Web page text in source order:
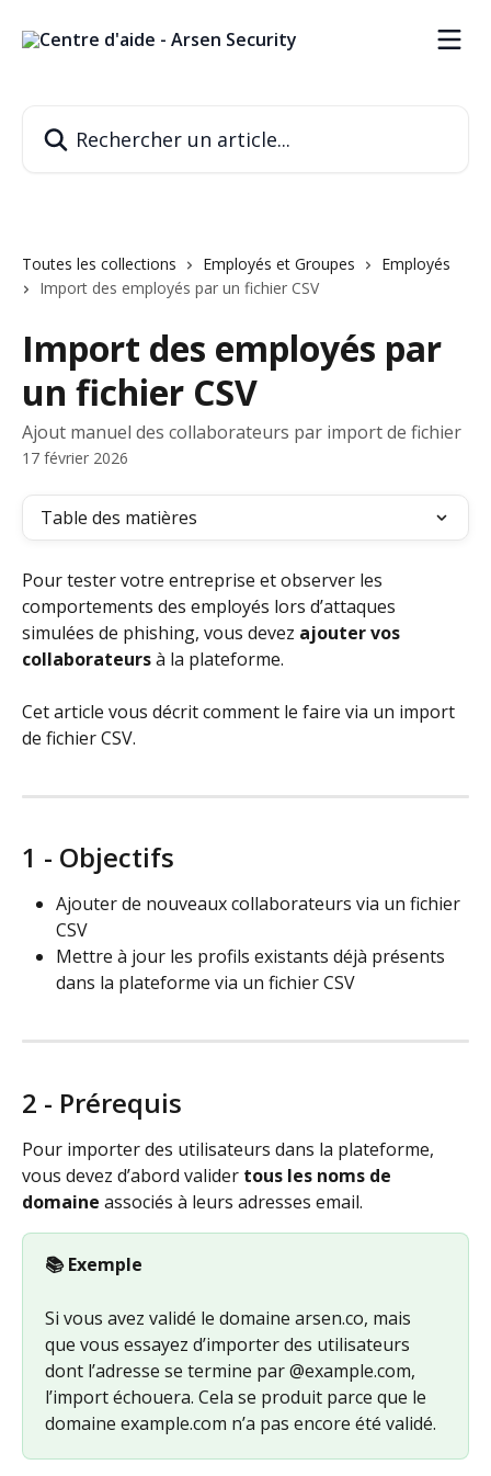
Toutes les collections Employés et Groupes
Employés
Import des employés par un fichier CSV
Import des employés par
un fichier CSV
Ajout manuel des collaborateurs par import de fichier
17 février 2026
Table des matières
Pour tester votre entreprise et observer les
comportements des employés lors d’attaques
simulées de phishing, vous devez ajouter vos
collaborateurs à la plateforme.
Cet article vous décrit comment le faire via un import
de fichier CSV.
1 - Objectifs
Ajouter de nouveaux collaborateurs via un fichier
CSV
Mettre à jour les profils existants déjà présents
dans la plateforme via un fichier CSV
2 - Prérequis
Pour importer des utilisateurs dans la plateforme,
vous devez d’abord valider tous les noms de
domaine associés à leurs adresses email.
📚 Exemple
Si vous avez validé le domaine arsen.co, mais
que vous essayez d’importer des utilisateurs
dont l’adresse se termine par @example.com,
l’import échouera. Cela se produit parce que le
domaine example.com n’a pas encore été validé.